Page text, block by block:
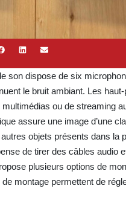
son dispose de six
le bruit ambiant. Les
multimédias ou de streaming
assure une image d’une
objets présents dans la
de tirer des câbles audio
plusieurs options de
montage permettent de